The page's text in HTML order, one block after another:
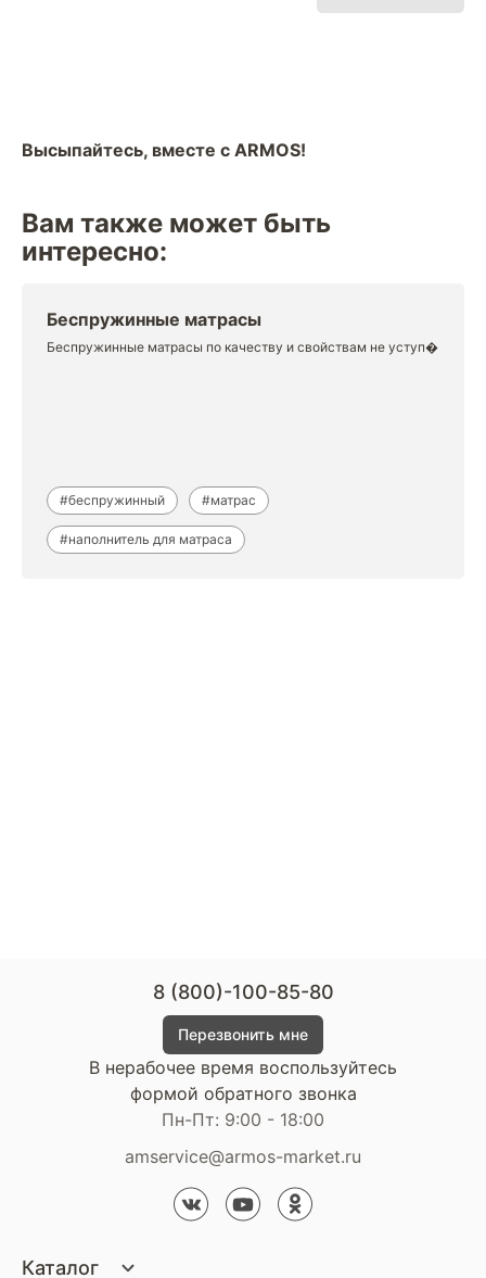
Высыпайтесь, вместе с ARMOS!
Вам также может быть
интересно:
Беспружинные матрасы
Беспружинные матрасы по качеству и свойствам не уступ�
#беспружинный #матрас
#наполнитель для матраса
Каталог
8 (800)-100-85-80
Перезвонить мне
В нерабочее время воспользуйтесь
формой обратного звонка
Пн-Пт: 9:00 - 18:00
amservice@armos-market.ru